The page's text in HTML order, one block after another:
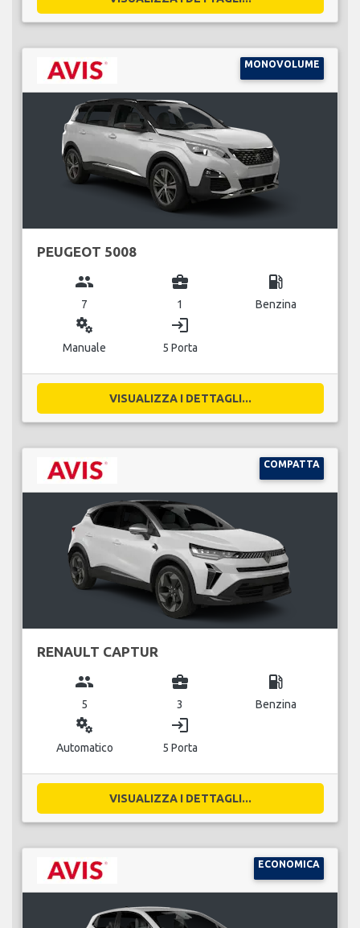
MONOVOLUME
PEUGEOT 5008
group
7
business_center
1
local_gas_station
Benzina
miscellaneous_services
Manuale
login
5 Porta
VISUALIZZA I DETTAGLI...
COMPATTA
RENAULT CAPTUR
group
5
business_center
3
local_gas_station
Benzina
miscellaneous_services
Automatico
login
5 Porta
VISUALIZZA I DETTAGLI...
ECONOMICA